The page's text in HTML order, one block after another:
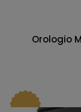
Orologio